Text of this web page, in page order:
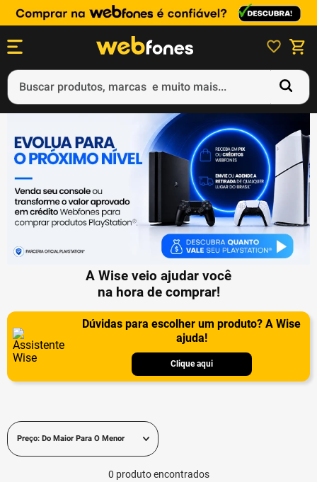
Buscar produtos, marcas e muito mais...
A Wise veio ajudar você
na hora de comprar!
Dúvidas para escolher um produto? A Wise
ajuda!
Clique aqui
Preço: Do Maior Para O Menor
0 produto
1º
ps5
3º
ps4
4º
smartphone
5